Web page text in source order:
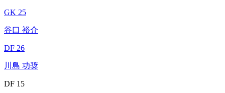
GK 25
谷口 裕介
DF 26
川島 功奨
DF 15